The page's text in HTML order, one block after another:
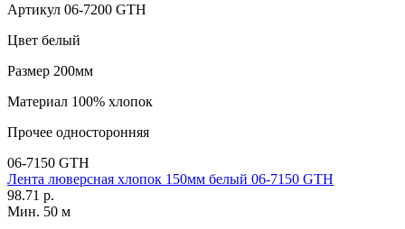
Артикул 06-7200 GTH
Цвет белый
Размер 200мм
Материал 100% хлопок
Прочее односторонняя
06-7150 GTH
Лента люверсная хлопок 150мм белый 06-7150 GTH
98.71 р.
Мин. 50 м